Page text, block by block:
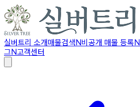
실버트리 소개매물검색N비공개 매물 등록N
그N고객센터